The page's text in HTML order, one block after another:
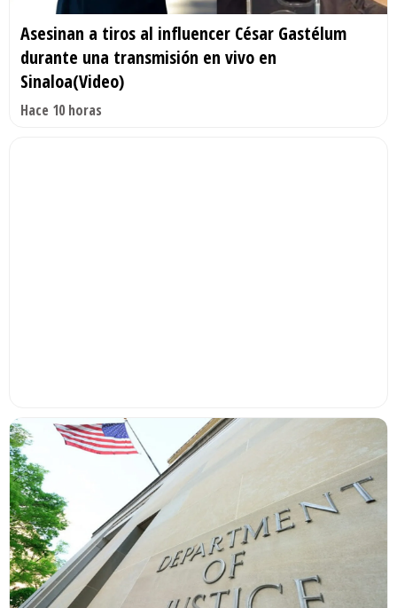
Asesinan a tiros al influencer César Gastélum
durante una transmisión en vivo en
Sinaloa(Video)
Hace 10 horas